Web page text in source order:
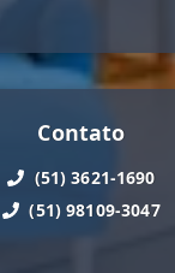
Contato
(51) 3621-1690
(51) 98109-3047